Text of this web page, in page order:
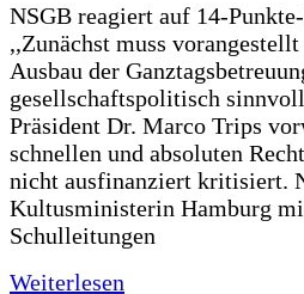
NSGB reagiert auf 14-
,,Zunächst muss
Ausbau der
gesellschaftspolitisch
Präsident Dr. Marco Trips
schnellen und absoluten
nicht ausfinanziert kritisiert.
Kultusministerin Hamburg
Schulleitungen
Weiterlesen